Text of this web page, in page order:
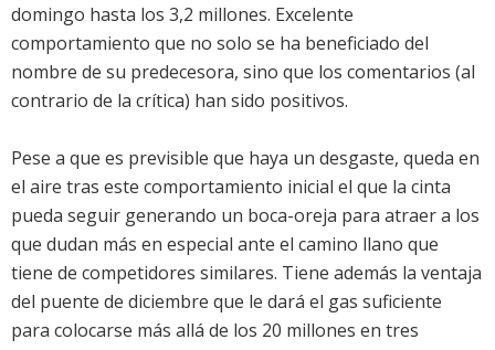
domingo hasta los 3,2 millones. Excelente
comportamiento que no solo se ha beneficiado del
nombre de su predecesora, sino que los comentarios (al
contrario de la crítica) han sido positivos.
Pese a que es previsible que haya un desgaste, queda en
el aire tras este comportamiento inicial el que la cinta
pueda seguir generando un boca-oreja para atraer a los
que dudan más en especial ante el camino llano que
tiene de competidores similares. Tiene además la ventaja
del puente de diciembre que le dará el gas suficiente
para colocarse más allá de los 20 millones en tres